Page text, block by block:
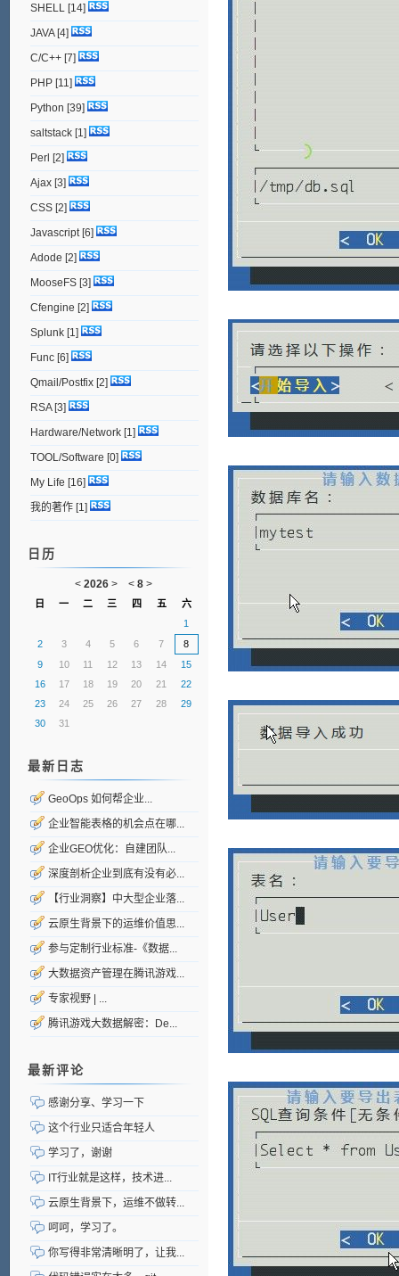
SHELL [14]
JAVA[4]
C/C++[7]
PHP[11]
Python [39]
saltstack[1]
Perl [2]
Ajax[3]
CSS[2]
Javascript[6]
Adode [2]
MooseFS[3]
Cfengine [2]
Splunk[1]
Func[6]
Qmail/Postfix[2]
RSA[3]
Hardware/Network[1]
TOOL/Software [0]
My Life [16]
我的著作[1]
日历
< 2026 > < 8 >
日 一 二 三 四 五
六
1
2
3 4 5 6 7
8
9
10 11 12 13 14
15
16
17 18 19 20 21
22
23
24 25 26 27 28
29
30
31
最新日志
GeoOps 如何帮企业...
企业智能表格的机会点在哪...
企业GEO优化：自建团队...
深度剖析企业到底有没有必...
【行业洞察】中大型企业落...
云原生背景下的运维价值思...
参与定制行业标准-《数据...
大数据资产管理在腾讯游戏...
专家视野 | ...
腾讯游戏大数据解密：De...
最新评论
感谢分享、学习一下
这个行业只适合年轻人
学习了，谢谢
IT行业就是这样，技术进...
云原生背景下，运维不做转...
呵呵，学习了。
你写得非常清晰明了，让我...